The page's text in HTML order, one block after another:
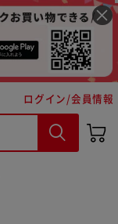
ログイン/会員情報